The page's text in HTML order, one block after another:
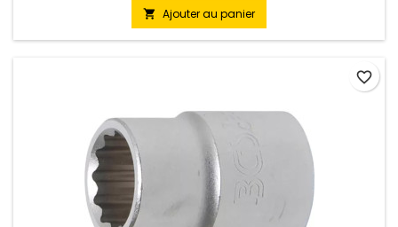
 Ajouter au panier
favorite_border